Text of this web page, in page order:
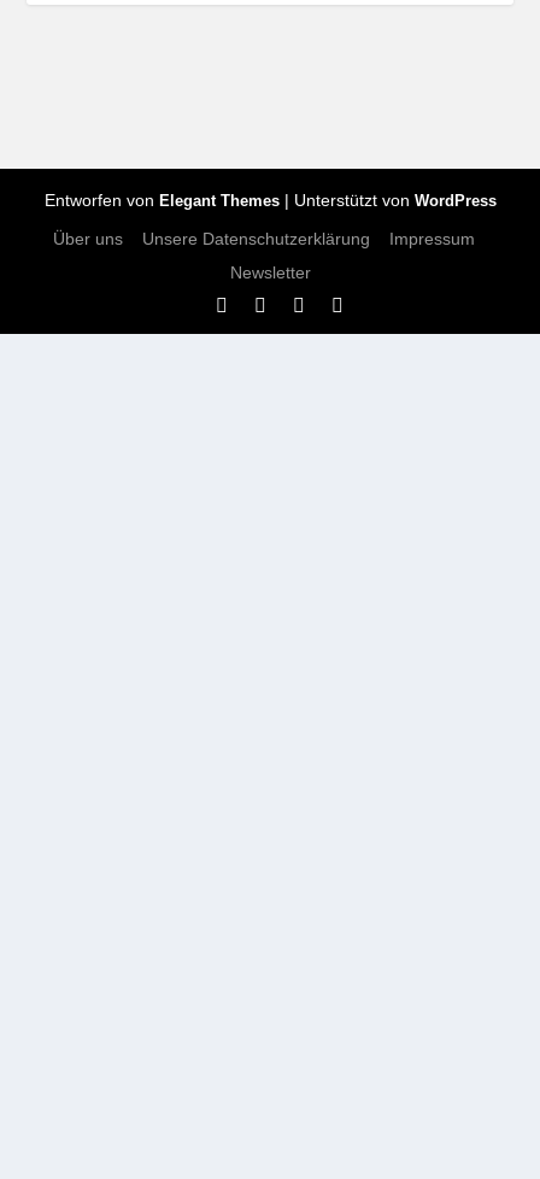
Entworfen von Elegant Themes| Unterstützt von WordPress
Über uns Unsere Datenschutzerklärung
Impressum
Newsletter